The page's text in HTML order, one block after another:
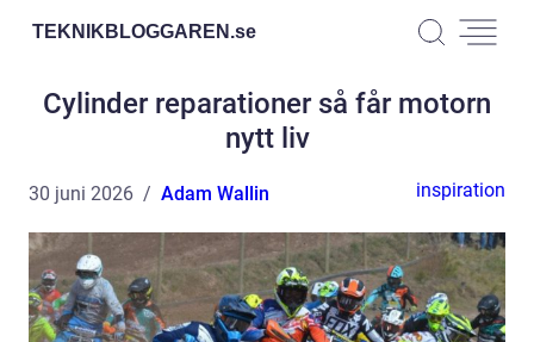
TEKNIKBLOGGAREN.se
Cylinder reparationer så får motorn
nytt liv
30 juni 2026 Adam Wallin inspiration